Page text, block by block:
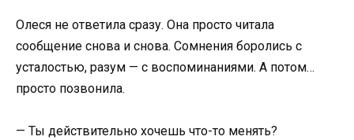
Олеся не ответила сразу. Она просто читала
сообщение снова и снова. Сомнения боролись с
усталостью, разум — с воспоминаниями. А потом…
просто позвонила.
— Ты действительно хочешь что-то менять?